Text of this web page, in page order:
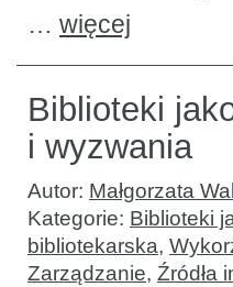
… więcej
Biblioteki
i wyzwania
Autor: Małgorzata
Kategorie: Biblioteki
bibliotekarska,
Zarządzanie, Źródła